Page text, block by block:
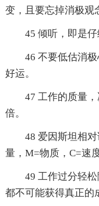
变，且要忘掉消极观
45 倾听，即是仔
46 不要低估消
好运。
47 工作的质量
倍。
48 爱因斯坦相
量，M=物质，C=速度
49 工作过分轻
都不可能获得真正的